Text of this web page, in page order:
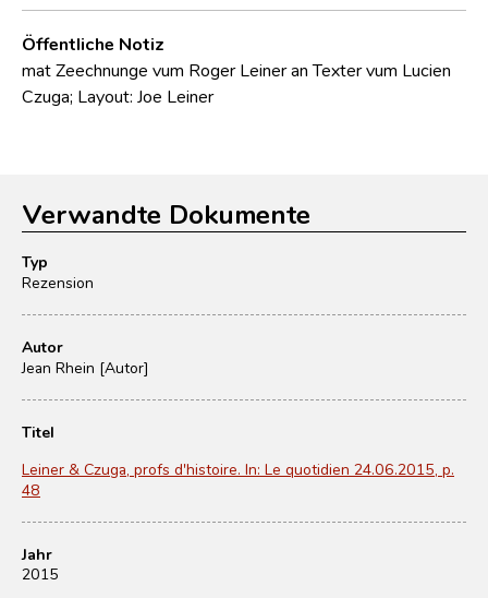
Öffentliche Notiz
mat Zeechnunge vum Roger Leiner an Texter vum Lucien
Czuga; Layout: Joe Leiner
Verwandte Dokumente
Typ
Rezension
Autor
Jean Rhein [Autor]
Titel
Leiner & Czuga, profs d'histoire. In: Le quotidien 24.06.2015, p.
48
Jahr
2015